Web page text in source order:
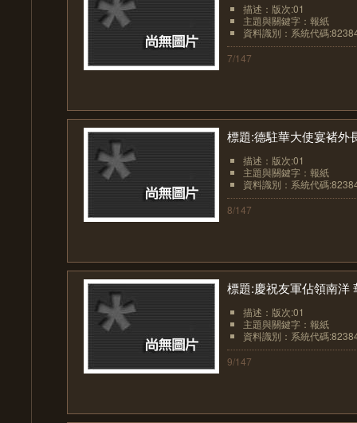
描述：版次:01
主題與關鍵字：報紙
資料識別：系統代碼
7/147
標題:德駐華大使宴褚外
描述：版次:01
主題與關鍵字：報紙
資料識別：系統代碼
8/147
標題:慶祝友軍佔領南洋
描述：版次:01
主題與關鍵字：報紙
資料識別：系統代碼
9/147